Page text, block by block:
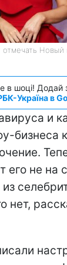
отмечать
в шоці! Додай
Україна в
и
бизнеса
его не на
нет,